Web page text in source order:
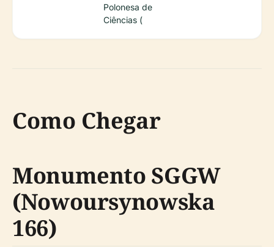
Polonesa de
Ciências (
Como Chegar
Monumento SGGW
(Nowoursynowska
166)